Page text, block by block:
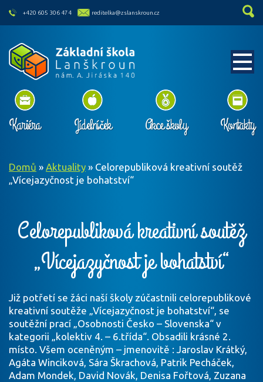
skip to main content
+420 605 306 474 reditelka@zslanskroun.cz
Kariéra Jídelníček Akce školy Kontakty
Domů » Aktuality » Celorepubliková kreativní soutěž
„Vícejazyčnost je bohatství“
Celorepubliková kreativní soutěž
„Vícejazyčnost je bohatství“
Již potřetí se žáci naší školy zúčastnili celorepublikové
kreativní soutěže „Vícejazyčnost je bohatství“, se
soutěžní prací „Osobnosti Česko – Slovenska“ v
kategorii „kolektiv 4. – 6.třída“. Obsadili krásné 2.
místo. Všem oceněným – jmenovitě : Jaroslav Krátký,
Agáta Winciková, Sára Škrachová, Patrik Pecháček,
Adam Mondek, David Novák, Denisa Fořtová, Zuzana